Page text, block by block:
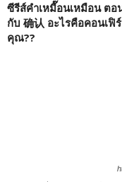
ซีรีส์คำเหมื๊อนเหมือน ตอ
กับ 确认 อะไรคือคอนเฟิ
คุณ??